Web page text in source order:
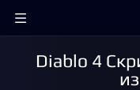
Diablo 4